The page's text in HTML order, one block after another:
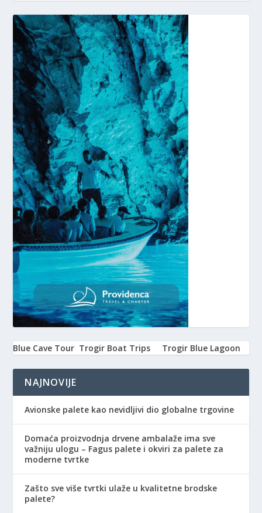
Blue Cave Tour Trogir Boat Trips Trogir Blue Lagoon
NAJNOVIJE
Avionske palete kao nevidljivi dio globalne trgovine
Domaća proizvodnja drvene ambalaže ima sve
važniju ulogu – Fagus palete i okviri za palete za
moderne tvrtke
Zašto sve više tvrtki ulaže u kvalitetne brodske
palete?